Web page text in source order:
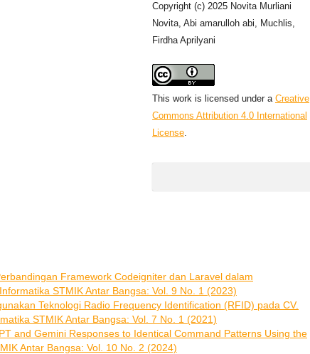
Copyright (c) 2025 Novita Murliani
Novita, Abi amarulloh abi, Muchlis,
Firdha Aprilyani
This work is licensed under a Creative
Commons Attribution 4.0 International
License
Framework Codeigniter dan Laravel dalam
STMIK Antar Bangsa: Vol. 9 No. 1 (2023)
Teknologi Radio Frequency Identification (RFID) pada CV.
STMIK Antar Bangsa: Vol. 7 No. 1 (2021)
and Gemini Responses to Identical Command Patterns Using the
Antar Bangsa: Vol. 10 No. 2 (2024)